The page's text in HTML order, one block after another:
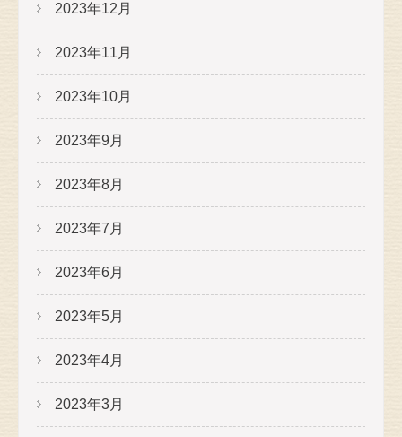
2023年12月
2023年11月
2023年10月
2023年9月
2023年8月
2023年7月
2023年6月
2023年5月
2023年4月
2023年3月